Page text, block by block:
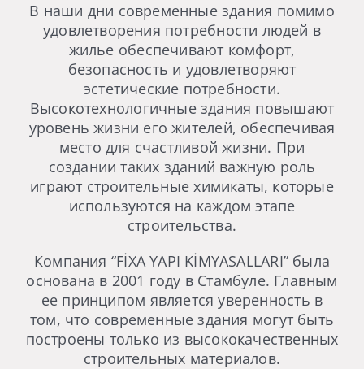
В наши дни современные здания помимо
удовлетворения потребности людей в
жилье обеспечивают комфорт,
безопасность и удовлетворяют
эстетические потребности.
Высокотехнологичные здания повышают
уровень жизни его жителей, обеспечивая
место для счастливой жизни. При
создании таких зданий важную роль
играют строительные химикаты, которые
используются на каждом этапе
строительства.
Компания “FİXA YAPI KİMYASALLARI” была
основана в 2001 году в Стамбуле. Главным
ее принципом является уверенность в
том, что современные здания могут быть
построены только из высококачественных
строительных материалов.